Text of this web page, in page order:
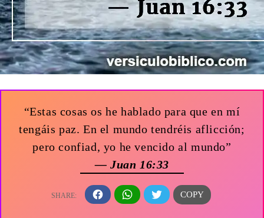
“Estas cosas os he hablado para que en mí
tengáis paz. En el mundo tendréis aflicción;
pero confiad, yo he vencido al mundo”
— Juan 16:33